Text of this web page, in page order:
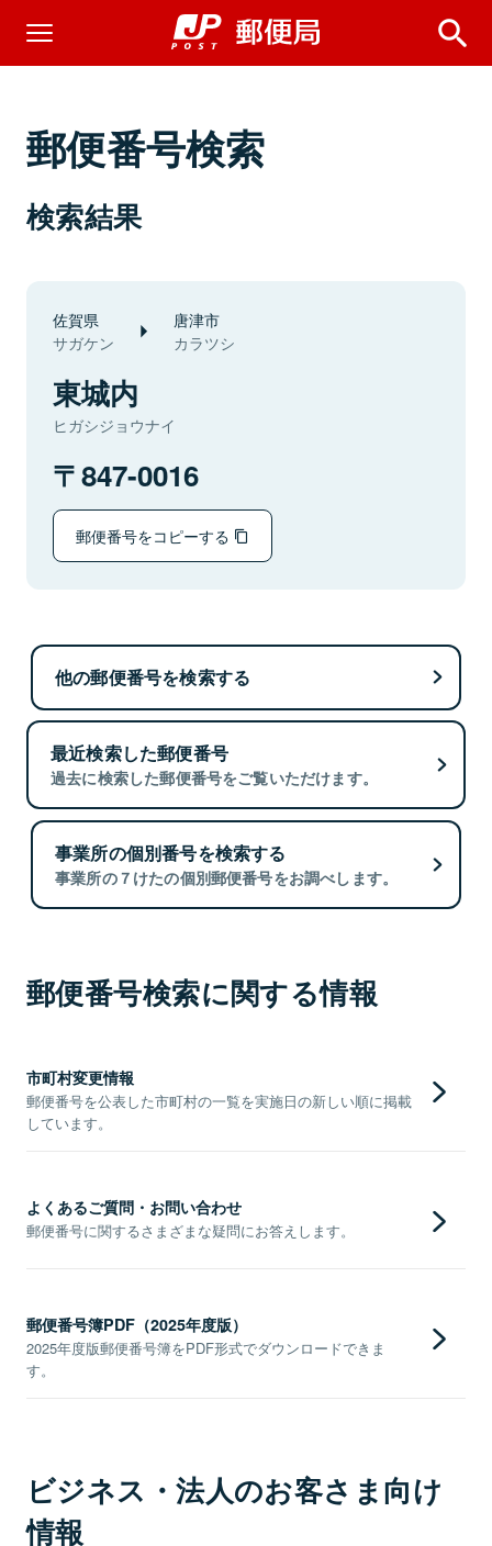
郵便番号検索
検索結果
佐賀県
サガケン
唐津市
カラツシ
東城内
ヒガシジョウナイ
847-0016
郵便番号をコピーする
他の郵便番号を検索する
最近検索した郵便番号
過去に検索した郵便番号をご覧いただけます。
事業所の個別番号を検索する
事業所の７けたの個別郵便番号をお調べします。
郵便番号検索に関する情報
市町村変更情報
郵便番号を公表した市町村の一覧を実施日の新しい順に掲載
しています。
よくあるご質問・お問い合わせ
郵便番号に関するさまざまな疑問にお答えします。
郵便番号簿PDF（2025年度版）
2025年度版郵便番号簿をPDF形式でダウンロードできま
す。
ビジネス・法人のお客さま向け
情報